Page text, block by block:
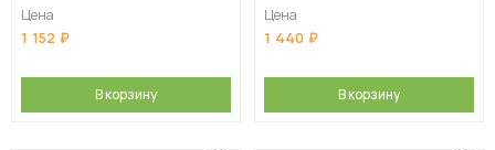
Цена
1 152
В корзину
Цена
1 440
В корзину